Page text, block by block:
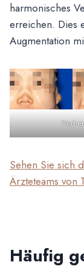
harmonisches
erreichen. Dies
Augmentation
Vorher
Sehen Sie sich
Ärzteteams von
Häufig